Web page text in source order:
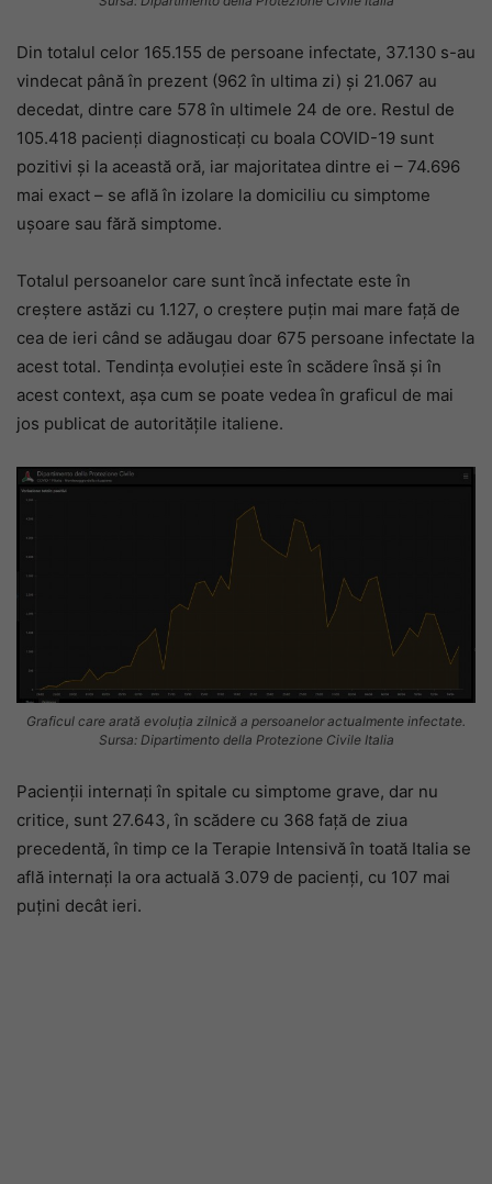
Din totalul celor 165.155 de persoane infectate, 37.130 s-au
vindecat până în prezent (962 în ultima zi) și 21.067 au
decedat, dintre care 578 în ultimele 24 de ore. Restul de
105.418 pacienți diagnosticați cu boala COVID-19 sunt
pozitivi și la această oră, iar majoritatea dintre ei – 74.696
mai exact – se află în izolare la domiciliu cu simptome
ușoare sau fără simptome.
Totalul persoanelor care sunt încă infectate este în
creștere astăzi cu 1.127, o creștere puțin mai mare față de
cea de ieri când se adăugau doar 675 persoane infectate la
acest total. Tendința evoluției este în scădere însă și în
acest context, așa cum se poate vedea în graficul de mai
jos publicat de autoritățile italiene.
Graficul care arată evoluția zilnică a persoanelor actualmente infectate.
Sursa: Dipartimento della Protezione Civile Italia
Pacienții internați în spitale cu simptome grave, dar nu
critice, sunt 27.643, în scădere cu 368 față de ziua
precedentă, în timp ce la Terapie Intensivă în toată Italia se
află internați la ora actuală 3.079 de pacienți, cu 107 mai
puțini decât ieri.